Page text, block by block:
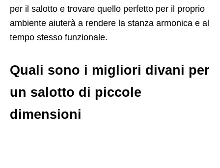
per il salotto e trovare quello perfetto per il proprio
ambiente aiuterà a rendere la stanza armonica e al
tempo stesso funzionale.
Quali sono i migliori divani per
un salotto di piccole
dimensioni